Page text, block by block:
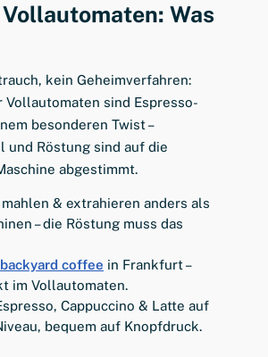
Was
kein Geheimverfahren:
Vollautomaten sind Espresso-
besonderen Twist –
und Röstung sind auf die
abgestimmt.
& extrahieren anders als
– die Röstung muss das
backyard coffee in Frankfurt –
im Vollautomaten.
Cappuccino & Latte auf
bequem auf Knopfdruck.